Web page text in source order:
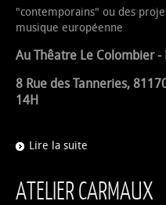
"contemporains" ou des
musique européenne
Au Thêatre Le Colombier -
8 Rue des Tanneries,
14H
Lire la suite
ATELIER CARMAUX